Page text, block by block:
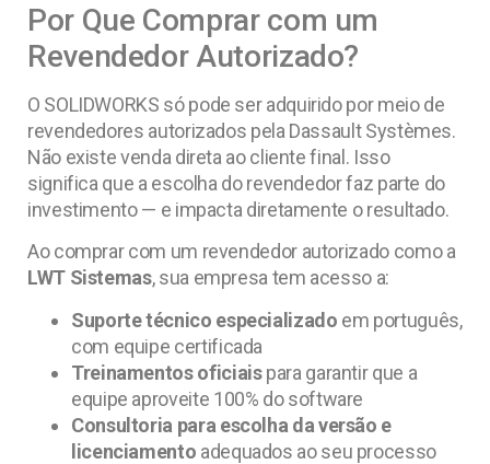
Por Que Comprar com um
Revendedor Autorizado?
O SOLIDWORKS só pode ser adquirido por meio de
revendedores autorizados pela Dassault Systèmes.
Não existe venda direta ao cliente final. Isso
significa que a escolha do revendedor faz parte do
investimento — e impacta diretamente o resultado.
Ao comprar com um revendedor autorizado como a
LWT Sistemas, sua empresa tem acesso a:
Suporte técnico especializado em português,
com equipe certificada
Treinamentos oficiaispara garantir que a
equipe aproveite 100% do software
Consultoria para escolha da versão e
licenciamento adequados ao seu processo